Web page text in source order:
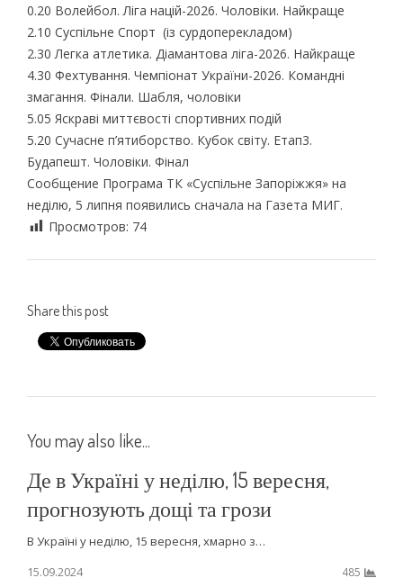
0.20 Волейбол. Ліга націй-2026. Чоловіки. Найкраще
2.10 Суспільне Спорт (із сурдоперекладом)
2.30 Легка атлетика. Діамантова ліга-2026. Найкраще
4.30 Фехтування. Чемпіонат України-2026. Командні
змагання. Фінали. Шабля, чоловіки
5.05 Яскраві миттєвості спортивних подій
5.20 Сучасне п’ятиборство. Кубок світу. Етап3.
Будапешт. Чоловіки. Фінал
Сообщение Програма ТК «Суспільне Запоріжжя» на
неділю, 5 липня появились сначала на Газета МИГ.
Просмотров: 74
Share this post
You may also like...
Де в Україні у неділю, 15 вересня,
прогнозують дощі та грози
В Україні у неділю, 15 вересня, хмарно з…
15.09.2024
485